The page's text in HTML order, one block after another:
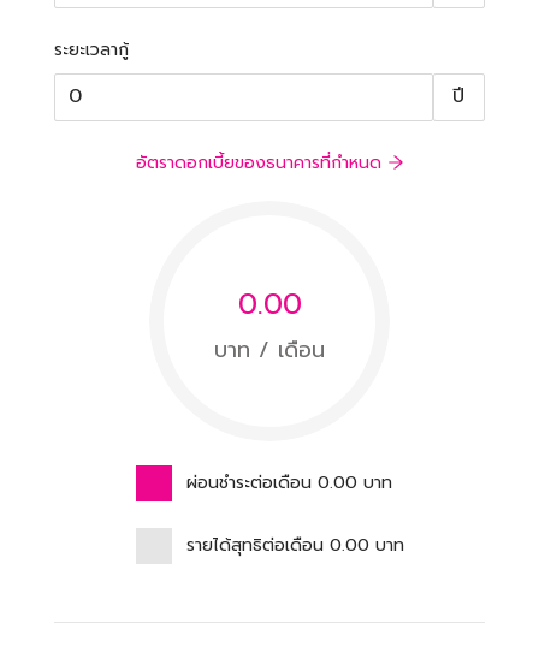
ระยะเวลากู้
ปี
อัตราดอกเบี้ยของธนาคารที่กำหนด
0.00
บาท / เดือน
ผ่อนชำระต่อเดือน 0.00 บาท
รายได้สุทธิต่อเดือน 0.00 บาท